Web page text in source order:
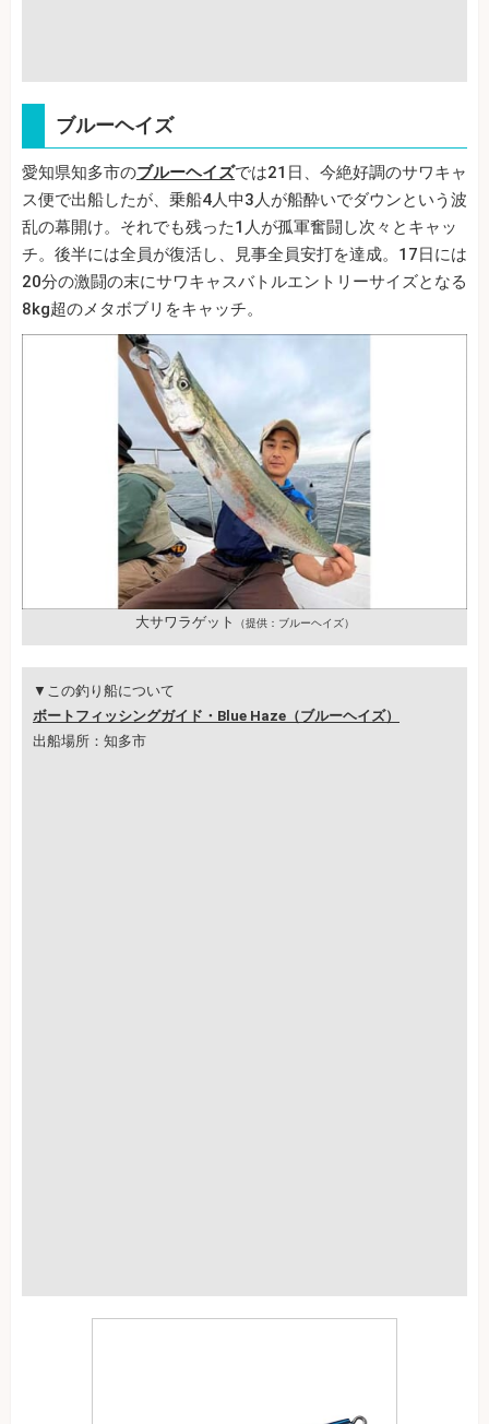
ブルーヘイズ
愛知県知多市のブルーヘイズでは21日、今絶好調のサワキャ
ス便で出船したが、乗船4人中3人が船酔いでダウンという波
乱の幕開け。それでも残った1人が孤軍奮闘し次々とキャッ
チ。後半には全員が復活し、見事全員安打を達成。17日には
20分の激闘の末にサワキャスバトルエントリーサイズとなる
8kg超のメタボブリをキャッチ。
大サワラゲット （提供：ブルーヘイズ）
▼この釣り船について
ボートフィッシングガイド・Blue Haze（ブルーヘイズ）
出船場所：知多市